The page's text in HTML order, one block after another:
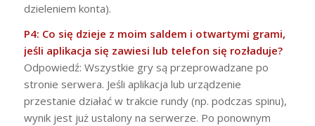
dzieleniem konta).
P4: Co się dzieje z moim saldem i otwartymi grami,
jeśli aplikacja się zawiesi lub telefon się rozładuje?
Odpowiedź: Wszystkie gry są przeprowadzane po
stronie serwera. Jeśli aplikacja lub urządzenie
przestanie działać w trakcie rundy (np. podczas spinu),
wynik jest już ustalony na serwerze. Po ponownym